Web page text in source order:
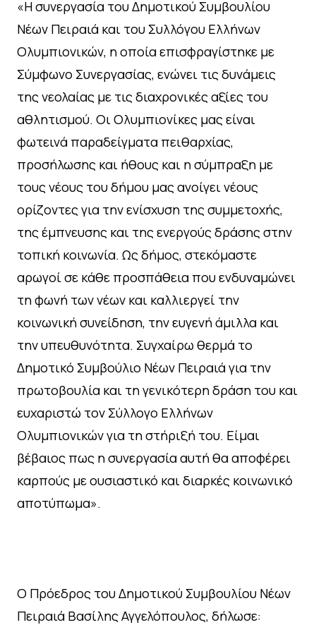
«Η συνεργασία του Δημοτικού Συμβουλίου
Νέων Πειραιά και του Συλλόγου Ελλήνων
Ολυμπιονικών, η οποία επισφραγίστηκε με
Σύμφωνο Συνεργασίας, ενώνει τις δυνάμεις
της νεολαίας με τις διαχρονικές αξίες του
αθλητισμού. Οι Ολυμπιονίκες μας είναι
φωτεινά παραδείγματα πειθαρχίας,
προσήλωσης και ήθους και η σύμπραξη με
τους νέους του δήμου μας ανοίγει νέους
ορίζοντες για την ενίσχυση της συμμετοχής,
της έμπνευσης και της ενεργούς δράσης στην
τοπική κοινωνία. Ως δήμος, στεκόμαστε
αρωγοί σε κάθε προσπάθεια που ενδυναμώνει
τη φωνή των νέων και καλλιεργεί την
κοινωνική συνείδηση, την ευγενή άμιλλα και
την υπευθυνότητα. Συγχαίρω θερμά το
Δημοτικό Συμβούλιο Νέων Πειραιά για την
πρωτοβουλία και τη γενικότερη δράση του και
ευχαριστώ τον Σύλλογο Ελλήνων
Ολυμπιονικών για τη στήριξή του. Είμαι
βέβαιος πως η συνεργασία αυτή θα αποφέρει
καρπούς με ουσιαστικό και διαρκές κοινωνικό
αποτύπωμα».
Ο Πρόεδρος του Δημοτικού Συμβουλίου Νέων
Πειραιά Βασίλης Αγγελόπουλος, δήλωσε: